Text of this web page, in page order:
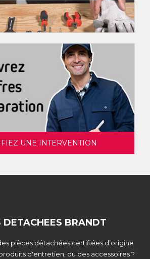
UNE INTERVENTION
DETACHEES BRANDT
pièces détachées certifiées d’origine
d'entretien, ou des accessoires ?